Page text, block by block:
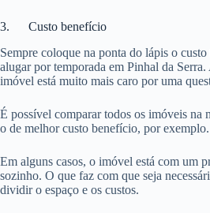
3. Custo benefício
Sempre coloque na ponta do lápis o custo
alugar por temporada em Pinhal da
imóvel está muito mais caro por uma
É possível comparar todos os imóveis na
o de melhor custo benefício, por exemplo.
Em alguns casos, o imóvel está com um
sozinho. O que faz com que seja
dividir o espaço e os custos.